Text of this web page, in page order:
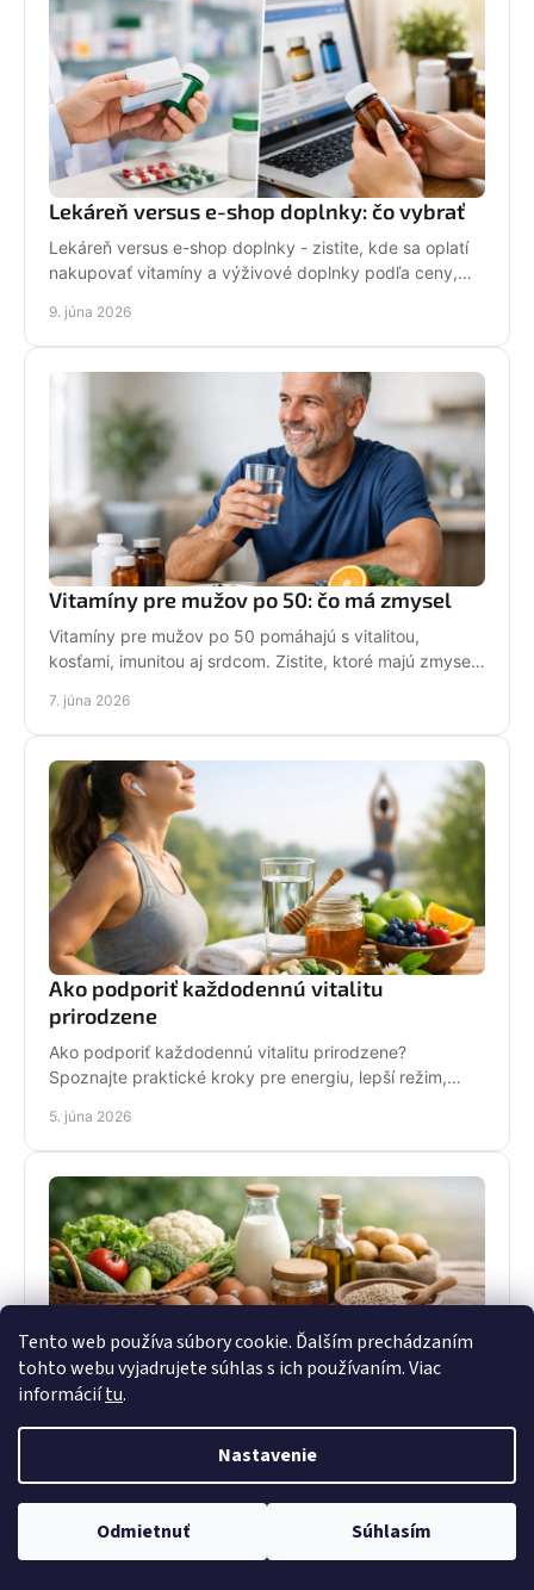
Tento web používa súbory cookie. Ďalším prechádzaním
tohto webu vyjadrujete súhlas s ich používaním. Viac
informáciítu.
Nastavenie
Odmietnuť Súhlasím
Lekáreň versus e-shop doplnky: čo vybrať
Lekáreň versus e-shop doplnky - zistite, kde sa oplatí
nakupovať vitamíny a výživové doplnky podľa ceny,
9. júna 2026
Vitamíny pre mužov po 50: čo má zmysel
Vitamíny pre mužov po 50 pomáhajú s vitalitou,
kosťami, imunitou aj srdcom. Zistite, ktoré majú zmysel
7. júna 2026
Ako podporiť každodennú vitalitu
prirodzene
Ako podporiť každodennú vitalitu prirodzene?
Spoznajte praktické kroky pre energiu, lepší režim,
5. júna 2026
Bio potraviny: čo sa oplatí kupovať
Zistite, kedy sa oplatia, ako ich vyberať a ktoré
kategórie dávajú najväčší význam.
3. júna 2026